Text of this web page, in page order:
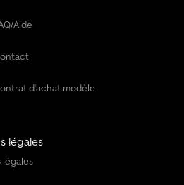
Aide
d'achat modèle
légales
légales